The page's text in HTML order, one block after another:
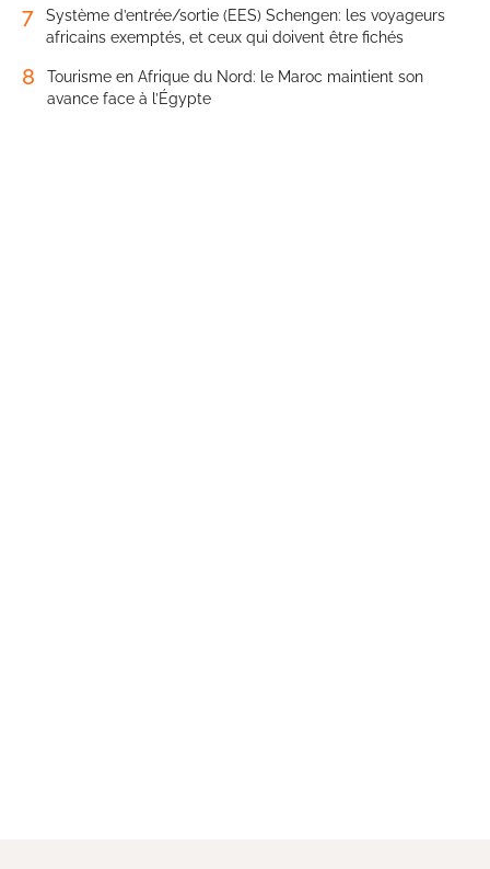
7
Système d’entrée/sortie (EES) Schengen: les voyageurs
africains exemptés, et ceux qui doivent être fichés
8
Tourisme en Afrique du Nord: le Maroc maintient son
avance face à l’Égypte